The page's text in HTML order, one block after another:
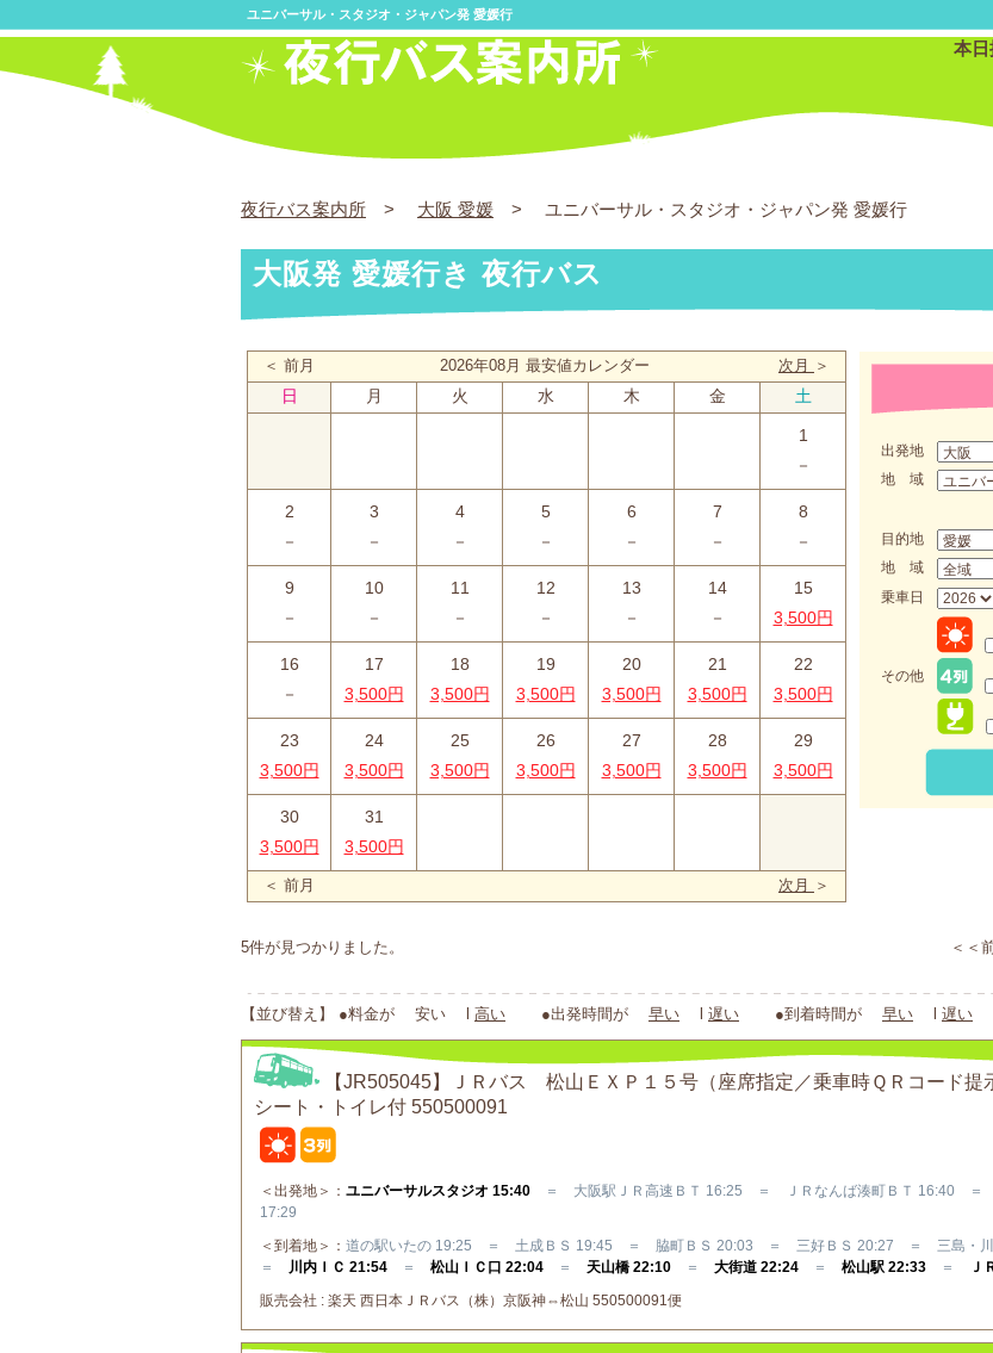
ユニバーサル・スタジオ・ジャパン発 愛媛行
本
夜行バス案内所 > 大阪 愛媛 > ユニバーサル・スタジオ・ジャパン発 愛媛行
大阪発 愛媛行き 夜行バス
＜ 前月 2026年08月 最安値カレンダー 次月 ＞
日 月 火 水 木 金 土
1
－
2
－
3
－
4
－
5
－
6
－
7
－
8
－
9
－
10
－
11
－
12
－
13
－
14
－
15
3,500円
16
－
17
3,500円
18
3,500円
19
3,500円
20
3,500円
21
3,500円
22
3,500円
23
3,500円
24
3,500円
25
3,500円
26
3,500円
27
3,500円
28
3,500円
29
3,500円
30
3,500円
31
3,500円
＜ 前月 次月 ＞
出発地
地 域
目的地
地 域
乗車日
その他
5件が見つかりました。 ＜＜
【並び替え】 ●料金が 安い l 高い ●出発時間が 早い 遅い ●到着時間が 早い 遅い
【JR505045】ＪＲバス 松山ＥＸＰ１５号（座席指定／乗車時ＱＲコード提
シート・トイレ付 550500091
＜出発地＞： ユニバーサルスタジオ 15:40 ＝ 大阪駅ＪＲ高速ＢＴ 16:25 ＝ ＪＲなんば湊町ＢＴ 16:40 ＝
17:29
＜到着地＞： 道の駅いたの 19:25 ＝ 土成ＢＳ 19:45 ＝ 脇町ＢＳ 20:03 ＝ 三好ＢＳ 20:27 ＝ 三島・川
＝ 川内ＩＣ 21:54 ＝ 松山ＩＣ口 22:04 ＝ 天山橋 22:10 ＝ 大街道 22:24 ＝ 松山駅 22:33 ＝
Ｊ
販売会社 : 楽天 西日本ＪＲバス（株）京阪神⇔松山 550500091便